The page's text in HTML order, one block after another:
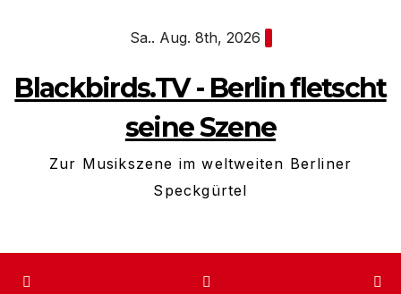
Sa.. Aug. 8th, 2026
Blackbirds.TV - Berlin fletscht
seine Szene
Zur Musikszene im weltweiten Berliner
Speckgürtel